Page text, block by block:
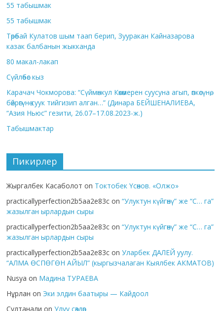
55 табышмак
55 табышмак
Төрөбай Кулатов шым таап берип, Зууракан Кайназарова
казак балбанын жыкканда
80 макал-лакап
Сүйлөбөс кыз
Карачач Чокморова: “Сүймөнкул Көкөмерен суусуна агып, өпкөсүнө,
бөйрөгүнө суук тийгизип алган…” (Динара БЕЙШЕНАЛИЕВА,
“Азия Ньюс” гезити, 26.07–17.08.2023-ж.)
Табышмактар
Пикирлер
Жыргалбек Касаболот on Токтобек Үсөнов. «Олжо»
practicallyperfection2b5aa2e83c on“Улуктун күйгөнү” же “С… га”
жазылган ырлардын сыры
practicallyperfection2b5aa2e83c on“Улуктун күйгөнү” же “С… га”
жазылган ырлардын сыры
practicallyperfection2b5aa2e83c onУларбек ДАЛЕЙ уулу.
“АЛМА ӨСПӨГӨН АЙЫЛ” (кыргызчалаган Кыялбек АКМАТОВ)
Nusya on Мадина ТУРАЕВА
Нұрлан on Эки элдин баатыры — Кайдоол
Султанали onУлуу сөздөр